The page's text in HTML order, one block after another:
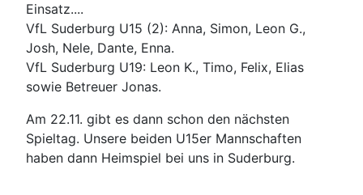
Einsatz....
VfL Suderburg U15 (2): Anna, Simon, Leon G.,
Josh, Nele, Dante, Enna.
VfL Suderburg U19: Leon K., Timo, Felix, Elias
sowie Betreuer Jonas.
Am 22.11. gibt es dann schon den nächsten
Spieltag. Unsere beiden U15er Mannschaften
haben dann Heimspiel bei uns in Suderburg.